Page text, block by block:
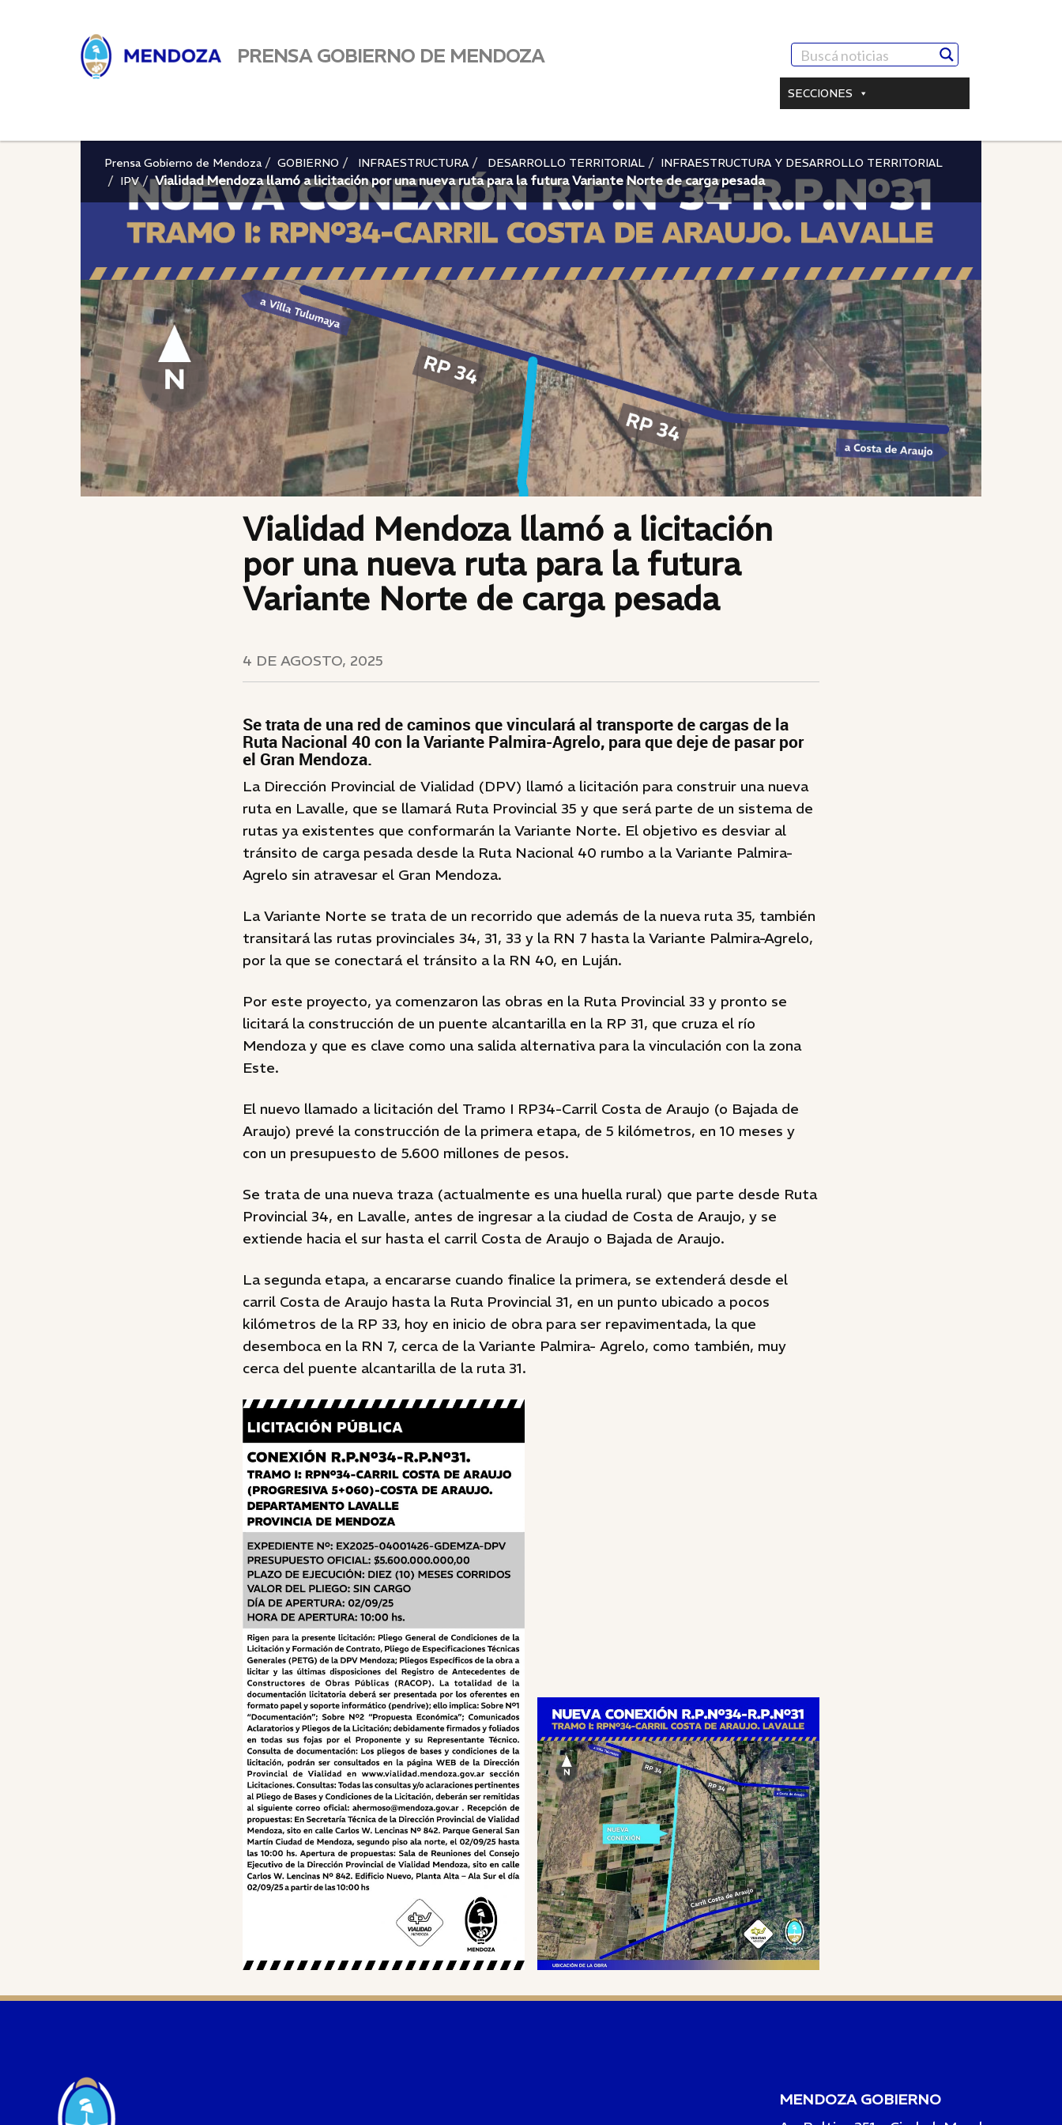
PRENSA GOBIERNO DE MENDOZA
SECCIONES
Prensa Gobierno de Mendoza GOBIERNO INFRAESTRUCTURA DESARROLLO TERRITORIAL
INFRAESTRUCTURA Y DESARROLLO TERRITORIAL
IPV
Vialidad Mendoza llamó a licitación por una nueva ruta para la futura Variante Norte de carga pesada
Vialidad Mendoza llamó a licitación
por una nueva ruta para la futura
Variante Norte de carga pesada
4 DE AGOSTO, 2025
Se trata de una red de caminos que vinculará al transporte de cargas de la
Ruta Nacional 40 con la Variante Palmira-Agrelo, para que deje de pasar por
el Gran Mendoza.
La Dirección Provincial de Vialidad (DPV) llamó a licitación para construir una nueva
ruta en Lavalle, que se llamará Ruta Provincial 35 y que será parte de un sistema de
rutas ya existentes que conformarán la Variante Norte. El objetivo es desviar al
tránsito de carga pesada desde la Ruta Nacional 40 rumbo a la Variante Palmira-
Agrelo sin atravesar el Gran Mendoza.
La Variante Norte se trata de un recorrido que además de la nueva ruta 35, también
transitará las rutas provinciales 34, 31, 33 y la RN 7 hasta la Variante Palmira-Agrelo,
por la que se conectará el tránsito a la RN 40, en Luján.
Por este proyecto, ya comenzaron las obras en la Ruta Provincial 33 y pronto se
licitará la construcción de un puente alcantarilla en la RP 31, que cruza el río
Mendoza y que es clave como una salida alternativa para la vinculación con la zona
Este.
El nuevo llamado a licitación del Tramo I RP34-Carril Costa de Araujo (o Bajada de
Araujo) prevé la construcción de la primera etapa, de 5 kilómetros, en 10 meses y
con un presupuesto de 5.600 millones de pesos.
Se trata de una nueva traza (actualmente es una huella rural) que parte desde Ruta
Provincial 34, en Lavalle, antes de ingresar a la ciudad de Costa de Araujo, y se
extiende hacia el sur hasta el carril Costa de Araujo o Bajada de Araujo.
La segunda etapa, a encararse cuando finalice la primera, se extenderá desde el
carril Costa de Araujo hasta la Ruta Provincial 31, en un punto ubicado a pocos
kilómetros de la RP 33, hoy en inicio de obra para ser repavimentada, la que
desemboca en la RN 7, cerca de la Variante Palmira- Agrelo, como también, muy
cerca del puente alcantarilla de la ruta 31.
MENDOZA GOBIERNO